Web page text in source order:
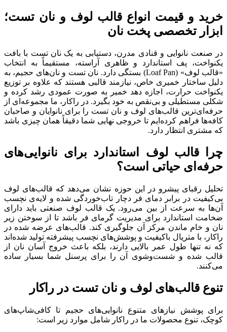
خرید و قیمت انواع قالب لوف و نان تست؛
ابزار تخصصی پخت نان
در صنعت نانوایی و قنادی مدرن، دستیابی به یک نان تست با بافت
یکنواخت، پف استاندارد و ظاهری آراسته، مستقیماً به انتخاب
«قالب لوف» (Loaf Pan) بستگی دارد. نان تست و نان‌های حجیم، به
دلیل ساختار خمیری خاص، نیازمند قالبی هستند که علاوه بر توزیع
یکنواخت حرارت، اجازه دهد خمیر به صورت عمودی رشد کرده و
شکلی مستطیلی و بی‌نقص به خود بگیرد. در راکار، ما مجموعه‌ای از
حرفه‌ای‌ترین قالب‌های لوف و نان تست را برای نانوایان و صاحبان
کافه‌ها فراهم کرده‌ایم تا خروجی نهایی شما دقیقاً همان چیزی باشد
که مشتری انتظار دارد.
چرا قالب لوف استاندارد برای نانوایی‌های
حرفه‌ای حیاتی است؟
تحلیل رقبای پیشرو در این حوزه نشان می‌دهد که قالب‌های لوف
بی‌کیفیت در برابر دمای فر دچار تاب‌خوردگی شده و لایه‌ی نچسب
آن‌ها به سرعت از بین می‌رود. یک قالب لوف صنعتی باید دارای
ضخامت استاندارد برای مدیریت گرمای فر باشد تا از سوختن زیر
نان و خام ماندن مرکز آن جلوگیری کند. قالب‌های عرضه شده در
راکار، با متریال باکیفیت و پوشش‌های نچسب پیشرفته تولید شده‌اند
که نه تنها طول عمر بالایی دارند، بلکه باعث خروج آسان نان از
قالب شده و شست‌وشوی آن را برای پرسنل شما بسیار ساده
می‌کنند.
تنوع قالب‌های لوف و نان تست در راکار
برای پوشش نیازهای متنوع نانوایی‌های حجیم تا کافی‌شاپ‌های
کوچک، تنوع محصولات ما در راکار شامل موارد زیر است: